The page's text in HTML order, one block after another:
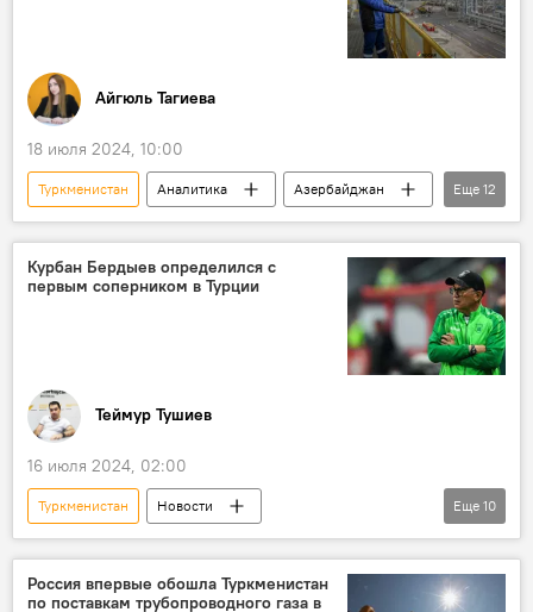
Айгюль Тагиева
18 июля 2024, 10:00
Туркменистан Аналитика
Азербайджан
Поставки газа
Европа
своповые поставки
Дивиденды
Турция
Газовый хаб
Еще 12
Курбан Бердыев определился с
первым соперником в Турции
Теймур Тушиев
16 июля 2024, 02:00
Туркменистан
Новости
премьер-лига Азербайджана по футболу
Еще 10
Россия впервые обошла Туркменистан
по поставкам трубопроводного газа в